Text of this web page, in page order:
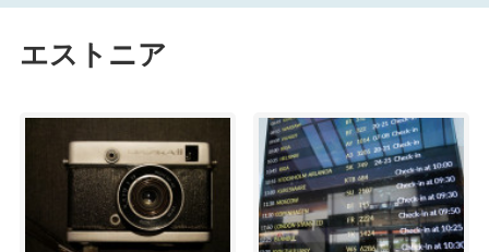
エストニア